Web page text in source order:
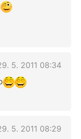
5. 2011 08:34
5. 2011 08:29